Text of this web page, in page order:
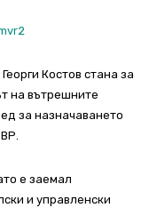
Костов стана за
на вътрешните
за назначаването
е заемал
и управленски